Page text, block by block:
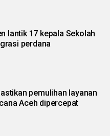
lantik 17 kepala Sekolah
perdana
pemulihan layanan
Aceh dipercepat